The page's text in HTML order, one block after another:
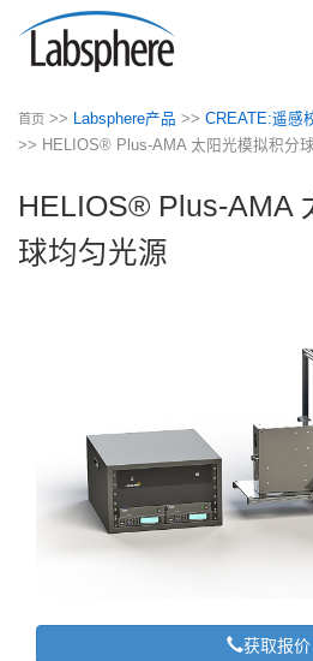
首页 >> Labsphere产品 >> CREATE:遥感
>> HELIOS® Plus-AMA 太阳光模拟积分
HELIOS® Plus-AMA
球均匀光源
获取报价